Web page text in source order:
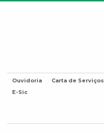
Ouvidoria Carta de Serviços
E-Sic